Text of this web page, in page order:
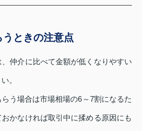
ときの注意点
仲介に比べて金額が低くなりやすい
。
う場合は市場相場の6～7割になるた
かなければ取引中に揉める原因にも